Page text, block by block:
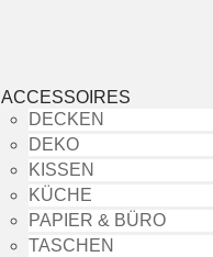
ACCESSOIRES
DECKEN
DEKO
KISSEN
KÜCHE
PAPIER & BÜRO
TASCHEN